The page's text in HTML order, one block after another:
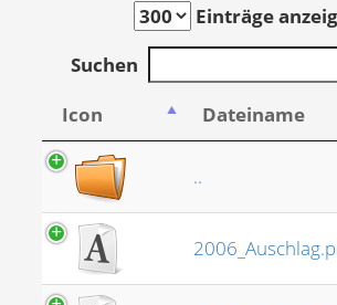
Einträge
Suchen
Icon
Dateiname
..